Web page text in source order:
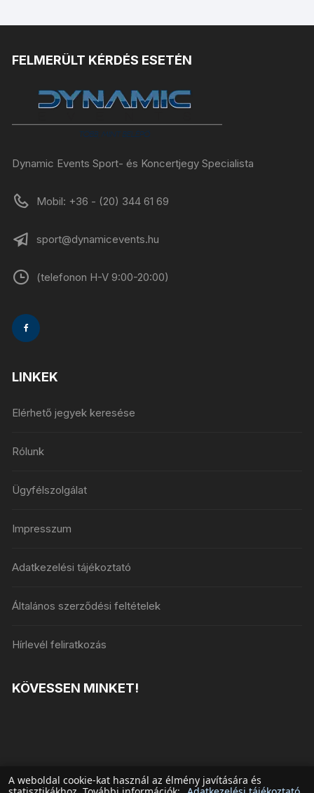
FELMERÜLT KÉRDÉS ESETÉN
Dynamic Events Sport- és Koncertjegy Specialista
Mobil: +36 - (20) 344 61 69
sport@dynamicevents.hu
(telefonon H-V 9:00-20:00)
LINKEK
Elérhető jegyek keresése
Rólunk
Ügyfélszolgálat
Impresszum
Adatkezelési tájékoztató
Általános szerződési feltételek
Hírlevél feliratkozás
KÖVESSEN MINKET!
A weboldal cookie-kat használ az élmény javítására és